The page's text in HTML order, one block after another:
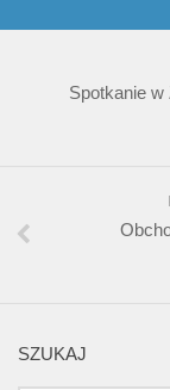
Spotkanie
SZUKAJ